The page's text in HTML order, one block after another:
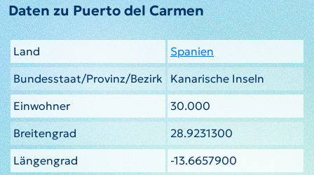
Daten zu Puerto del Carmen
Land
Spanien
Bundesstaat/Provinz/Bezirk
Kanarische Inseln
Einwohner
30.000
Breitengrad
28.9231300
Längengrad
-13.6657900